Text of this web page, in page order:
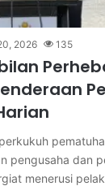
2026 135
pengusaha dan
menerusi